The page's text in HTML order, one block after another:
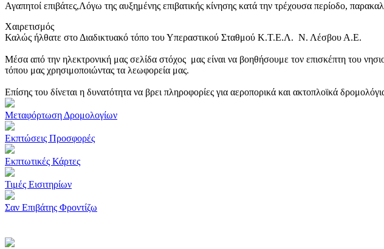
Αγαπητοί επιβάτες,Λόγω της αυξημένης επιβατικής κίνησης κατά την τρέχουσα περίοδο,
Χαιρετισμός
Καλώς ήλθατε στο Διαδικτυακό τόπο του Υπεραστικού Σταθμού Κ.Τ.Ε.Λ. Ν. Λέσβου Α.Ε.
Μέσα από την ηλεκτρονική μας σελίδα στόχος μας είναι να βοηθήσουμε τον επισκέπτη του
τόπου μας χρησιμοποιώντας τα λεωφορεία μας.
Επίσης του δίνεται η δυνατότητα να βρει πληροφορίες για αεροπορικά και ακτοπλοϊκά
Μεταφόρτωση Δρομολογίων
Εκπτώσεις Προσφορές
Εκπτωτικές Κάρτες
Τιμές Εισιτηρίων
Σαν Επιβάτης Φροντίζω